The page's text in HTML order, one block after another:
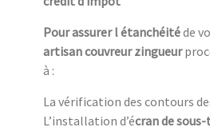
Pour assurer l étanchéitéde
artisan couvreur zingueur
à :
La vérification des contours
L’installation d’écran de